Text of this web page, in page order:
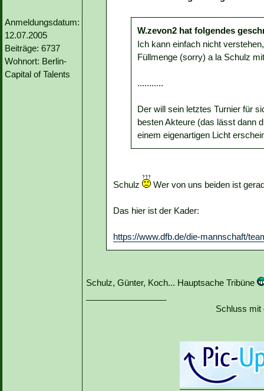
Anmeldungsdatum:
12.07.2005
Beiträge: 6737
Wohnort: Berlin-
Capital of Talents
W.zevon2 hat folgendes
Ich kann einfach nicht
Füllmenge (sorry) a la Schulz
...........
Der will sein letztes Turnier für
besten Akteure (das lässt dann
einem eigenartigen Licht
Schulz Wer von uns beiden ist
Das hier ist der Kader:
https://www.dfb.de/die-mannschaft/
Schulz, Günter, Koch... Hauptsache Tribüne
Schluss mit